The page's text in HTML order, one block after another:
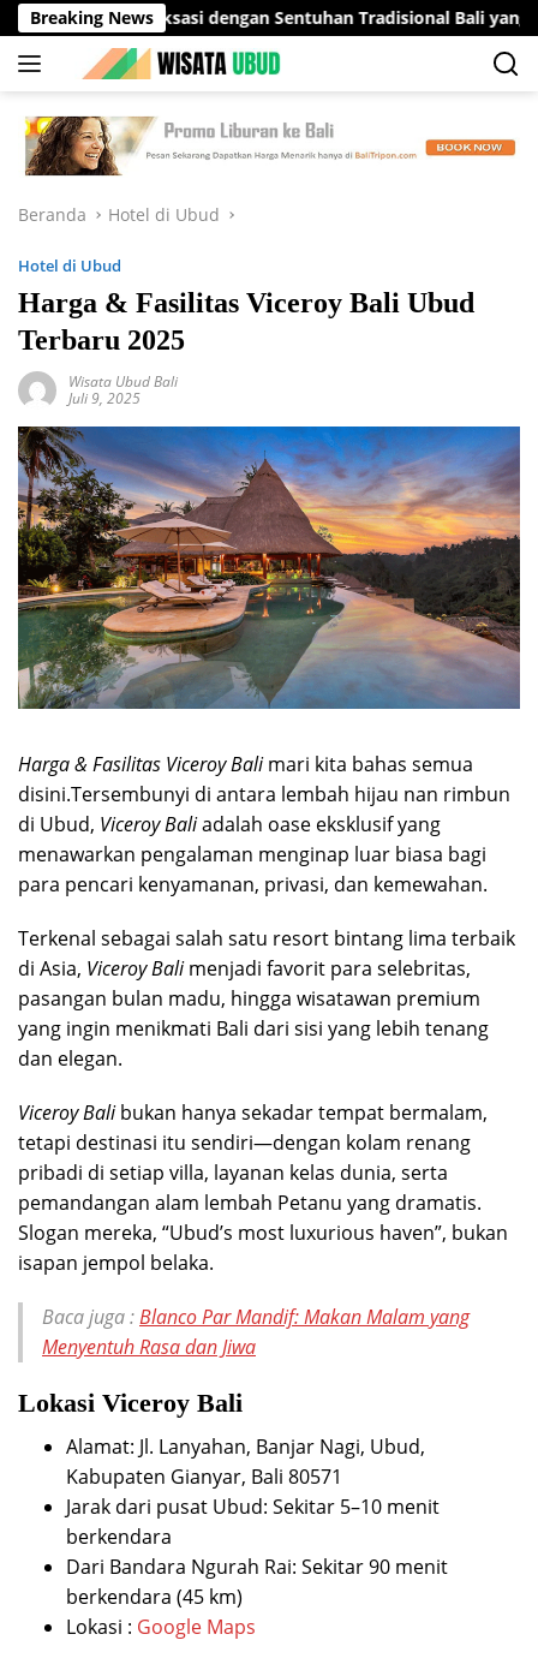
Langsung
ke
konten
Breaking News
Relaksasi dengan Sentuhan Tradisional Bali yang Menenangkan
Beranda Hotel di Ubud
Hotel di Ubud
Harga & Fasilitas Viceroy Bali Ubud
Terbaru 2025
Wisata Ubud Bali
Juli 9, 2025
Harga & Fasilitas Viceroy Balimari kita bahas semua
disini.Tersembunyi di antara lembah hijau nan rimbun
di Ubud, Viceroy Baliadalah oase eksklusif yang
menawarkan pengalaman menginap luar biasa bagi
para pencari kenyamanan, privasi, dan kemewahan.
Terkenal sebagai salah satu resort bintang lima terbaik
di Asia, Viceroy Balimenjadi favorit para selebritas,
pasangan bulan madu, hingga wisatawan premium
yang ingin menikmati Bali dari sisi yang lebih tenang
dan elegan.
Viceroy Balibukan hanya sekadar tempat bermalam,
tetapi destinasi itu sendiri—dengan kolam renang
pribadi di setiap villa, layanan kelas dunia, serta
pemandangan alam lembah Petanu yang dramatis.
Slogan mereka, “Ubud’s most luxurious haven”, bukan
isapan jempol belaka.
Baca juga :Blanco Par Mandif: Makan Malam yang
Menyentuh Rasa dan Jiwa
Lokasi Viceroy Bali
Alamat: Jl. Lanyahan, Banjar Nagi, Ubud,
Kabupaten Gianyar, Bali 80571
Jarak dari pusat Ubud: Sekitar 5–10 menit
berkendara
Dari Bandara Ngurah Rai: Sekitar 90 menit
berkendara (45 km)
Lokasi : Google Maps